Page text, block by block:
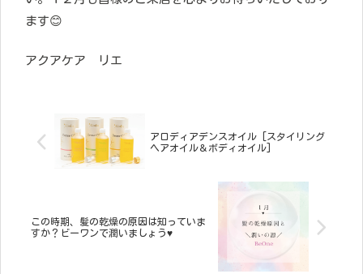
ます😊
アクアケア リエ
アロディアデンスオイル [スタイリング
ヘアオイル＆ボディオイル]
この時期、髪の乾燥の原因は知っていま
すか？ビーワンで潤いましょう♥